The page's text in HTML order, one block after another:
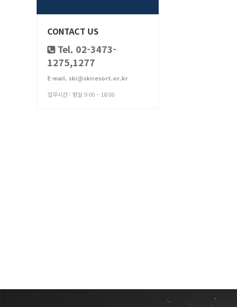
CONTACT US
Tel. 02-3473-
1275,1277
E-mail. ski@skiresort.or.kr
업무시간 : 평일 9:00 ~ 18:00